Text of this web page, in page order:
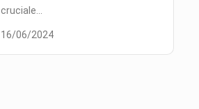
cruciale...
16/06/2024